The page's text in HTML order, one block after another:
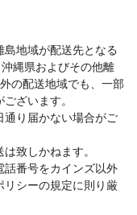
地域が配送先となる
縄県およびその他離
の配送地域でも、一部
ざいます。
通り届かない場合がご
致しかねます。
話番号をカインズ以外
リシーの規定に則り厳